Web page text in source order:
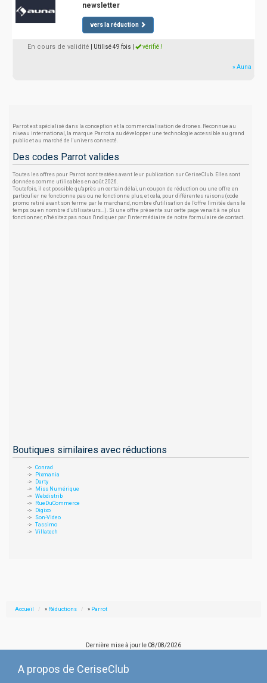
newsletter
vers la réduction
En cours de validité | Utilisé 49 fois vérifié !
» Auna
Parrot est spécialisé dans la conception et la commercialisation de drones. Reconnue au
niveau international, la marque Parrot a su développer une technologie accessible au grand
public et au marché de l'univers connecté.
Des codes Parrot valides
Toutes les offres pour Parrot sont testées avant leur publication sur CeriseClub. Elles sont
données comme utilisables en août 2026.
Toutefois, il est possible qu'après un certain délai, un coupon de réduction ou une offre en
particulier ne fonctionne pas ou ne fonctionne plus, et cela, pour différentes raisons (code
promo retiré avant son terme par le marchand, nombre d'utilisation de l'offre limitée dans le
temps ou en nombre d'utilisateurs...). Si une offre présente sur cette page venait à ne plus
fonctionner, n'hésitez pas nous l'indiquer par l'intermédiaire de notre formulaire de contact.
Boutiques similaires avec réductions
Conrad
Pixmania
Darty
Miss Numérique
Webdistrib
RueDuCommerce
Digixo
Son-Video
Tassimo
Villatech
Accueil » Réductions » Parrot
Dernière mise à jour le 08/08/2026
A propos de CeriseClub